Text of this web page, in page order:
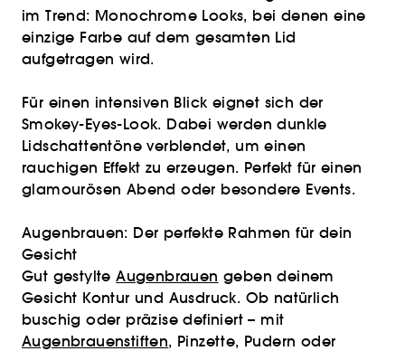
im Trend: Monochrome Looks, bei denen eine
einzige Farbe auf dem gesamten Lid
aufgetragen wird.
Für einen intensiven Blick eignet sich der
Smokey-Eyes-Look. Dabei werden dunkle
Lidschattentöne verblendet, um einen
rauchigen Effekt zu erzeugen. Perfekt für einen
glamourösen Abend oder besondere Events.
Augenbrauen: Der perfekte Rahmen für dein
Gesicht
Gut gestylteAugenbrauen geben deinem
Gesicht Kontur und Ausdruck. Ob natürlich
buschig oder präzise definiert – mit
Augenbrauenstiften, Pinzette, Pudern oder